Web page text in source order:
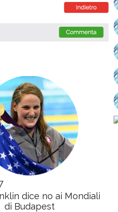
dice no ai Mondiali
di Budapest